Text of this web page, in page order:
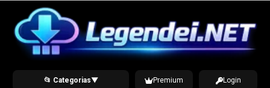
content
📂 Categorias▼ Premium Login